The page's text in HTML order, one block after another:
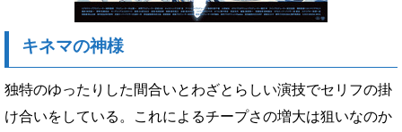
キネマの神様
独特のゆったりした間合いとわざとらしい演技でセリフの掛
け合いをしている。これによるチープさの増大は狙いなのか